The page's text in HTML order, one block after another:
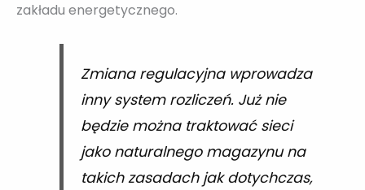
zakładu energetycznego.
Zmiana regulacyjna wprowadza
inny system rozliczeń. Już nie
będzie można traktować sieci
jako naturalnego magazynu na
takich zasadach jak dotychczas,